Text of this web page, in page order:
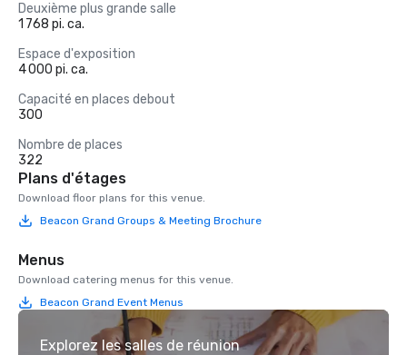
Deuxième plus grande salle
1 768 pi. ca.
Espace d'exposition
4 000 pi. ca.
Capacité en places debout
300
Nombre de places
322
Plans d'étages
Download floor plans for this venue.
Beacon Grand Groups & Meeting Brochure
Menus
Download catering menus for this venue.
Beacon Grand Event Menus
Explorez les salles de réunion